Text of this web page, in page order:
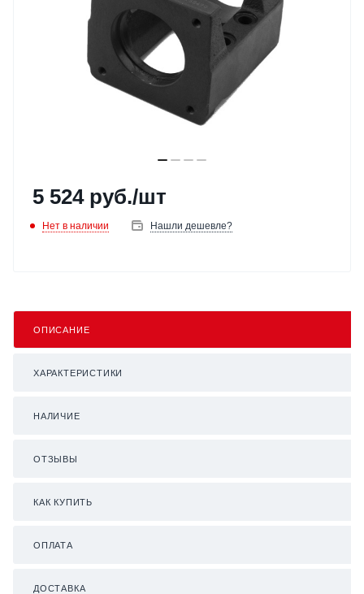
5 524руб./шт
Нет в наличии Нашли дешевле?
ОПИСАНИЕ
ХАРАКТЕРИСТИКИ
НАЛИЧИЕ
ОТЗЫВЫ
КАК КУПИТЬ
ОПЛАТА
ДОСТАВКА